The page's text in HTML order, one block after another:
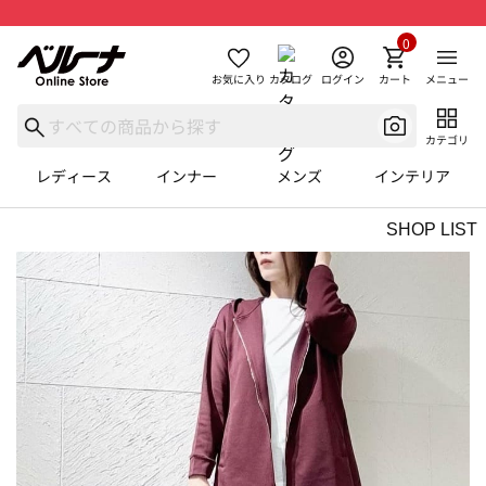
お気に入り カタログ ログイン カート
0
メニュー
カテゴリ
レディース インナー メンズ インテリア
SHOP LIST